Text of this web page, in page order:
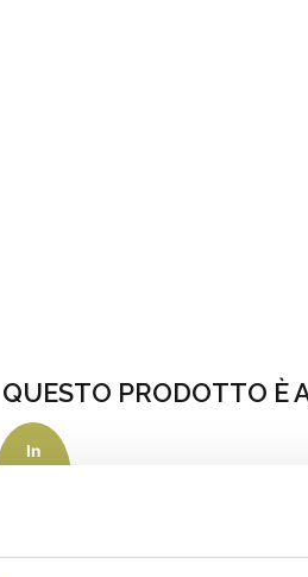
QUESTO PRODOTTO È
In
Cuore